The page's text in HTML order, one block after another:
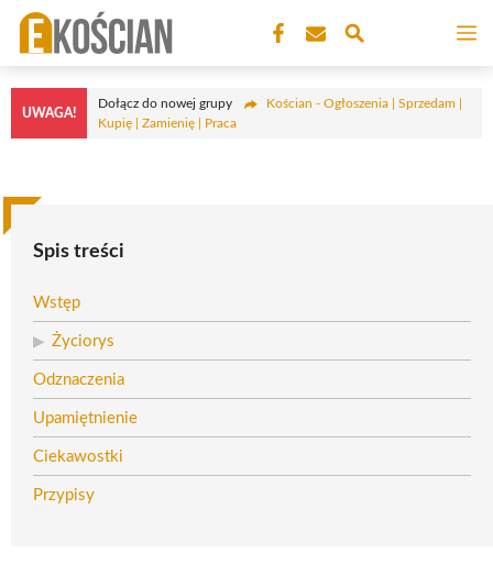
Przejdź
treści
UWAGA!
Dołącz do nowej grupy
Kościan - Ogłoszenia | Sprzedam |
Kupię | Zamienię | Praca
Spis treści
Wstęp
Życiorys
Odznaczenia
Upamiętnienie
Ciekawostki
Przypisy